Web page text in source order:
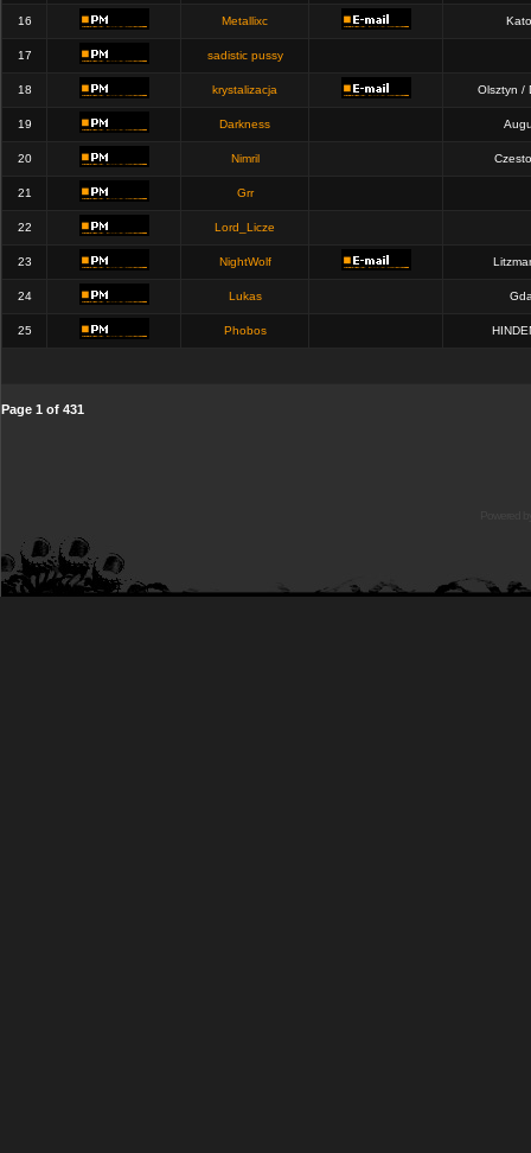
16 Metallixc
17 sadistic pussy
18 krystalizacja Olsztyn /
19 Darkness
20 Nimril
21 Grr
22 Lord_Licze
23 NightWolf
24 Lukas
25 Phobos
Page 1 of 431